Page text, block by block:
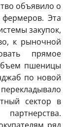
объявило о
Эта
закупок,
к рыночной
прямое
пшеницы
по новой
сектор в